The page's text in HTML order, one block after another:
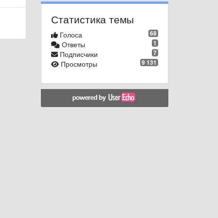
Статистика темы
68
Голоса
1
Ответы
7
Подписчики
9 131
Просмотры